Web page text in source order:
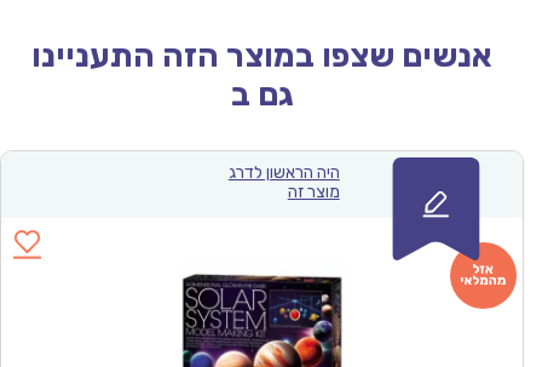
אנשים שצפו במוצר הזה התעניינו
גם ב
היה הראשון לדרג
מוצר זה